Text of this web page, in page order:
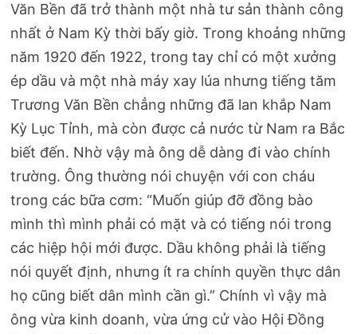
Văn Bền đã trở thành một nhà tư sản thành công
nhất ở Nam Kỳ thời bấy giờ. Trong khoảng những
năm 1920 đến 1922, trong tay chỉ có một xưởng
ép dầu và một nhà máy xay lúa nhưng tiếng tăm
Trương Văn Bền chẳng những đã lan khắp Nam
Kỳ Lục Tỉnh, mà còn được cả nước từ Nam ra Bắc
biết đến. Nhờ vậy mà ông dễ dàng đi vào chính
trường. Ông thường nói chuyện với con cháu
trong các bữa cơm: “Muốn giúp đỡ đồng bào
mình thì mình phải có mặt và có tiếng nói trong
các hiệp hội mới được. Dầu không phải là tiếng
nói quyết định, nhưng ít ra chính quyền thực dân
họ cũng biết dân mình cần gì.” Chính vì vậy mà
ông vừa kinh doanh, vừa ứng cử vào Hội Đồng